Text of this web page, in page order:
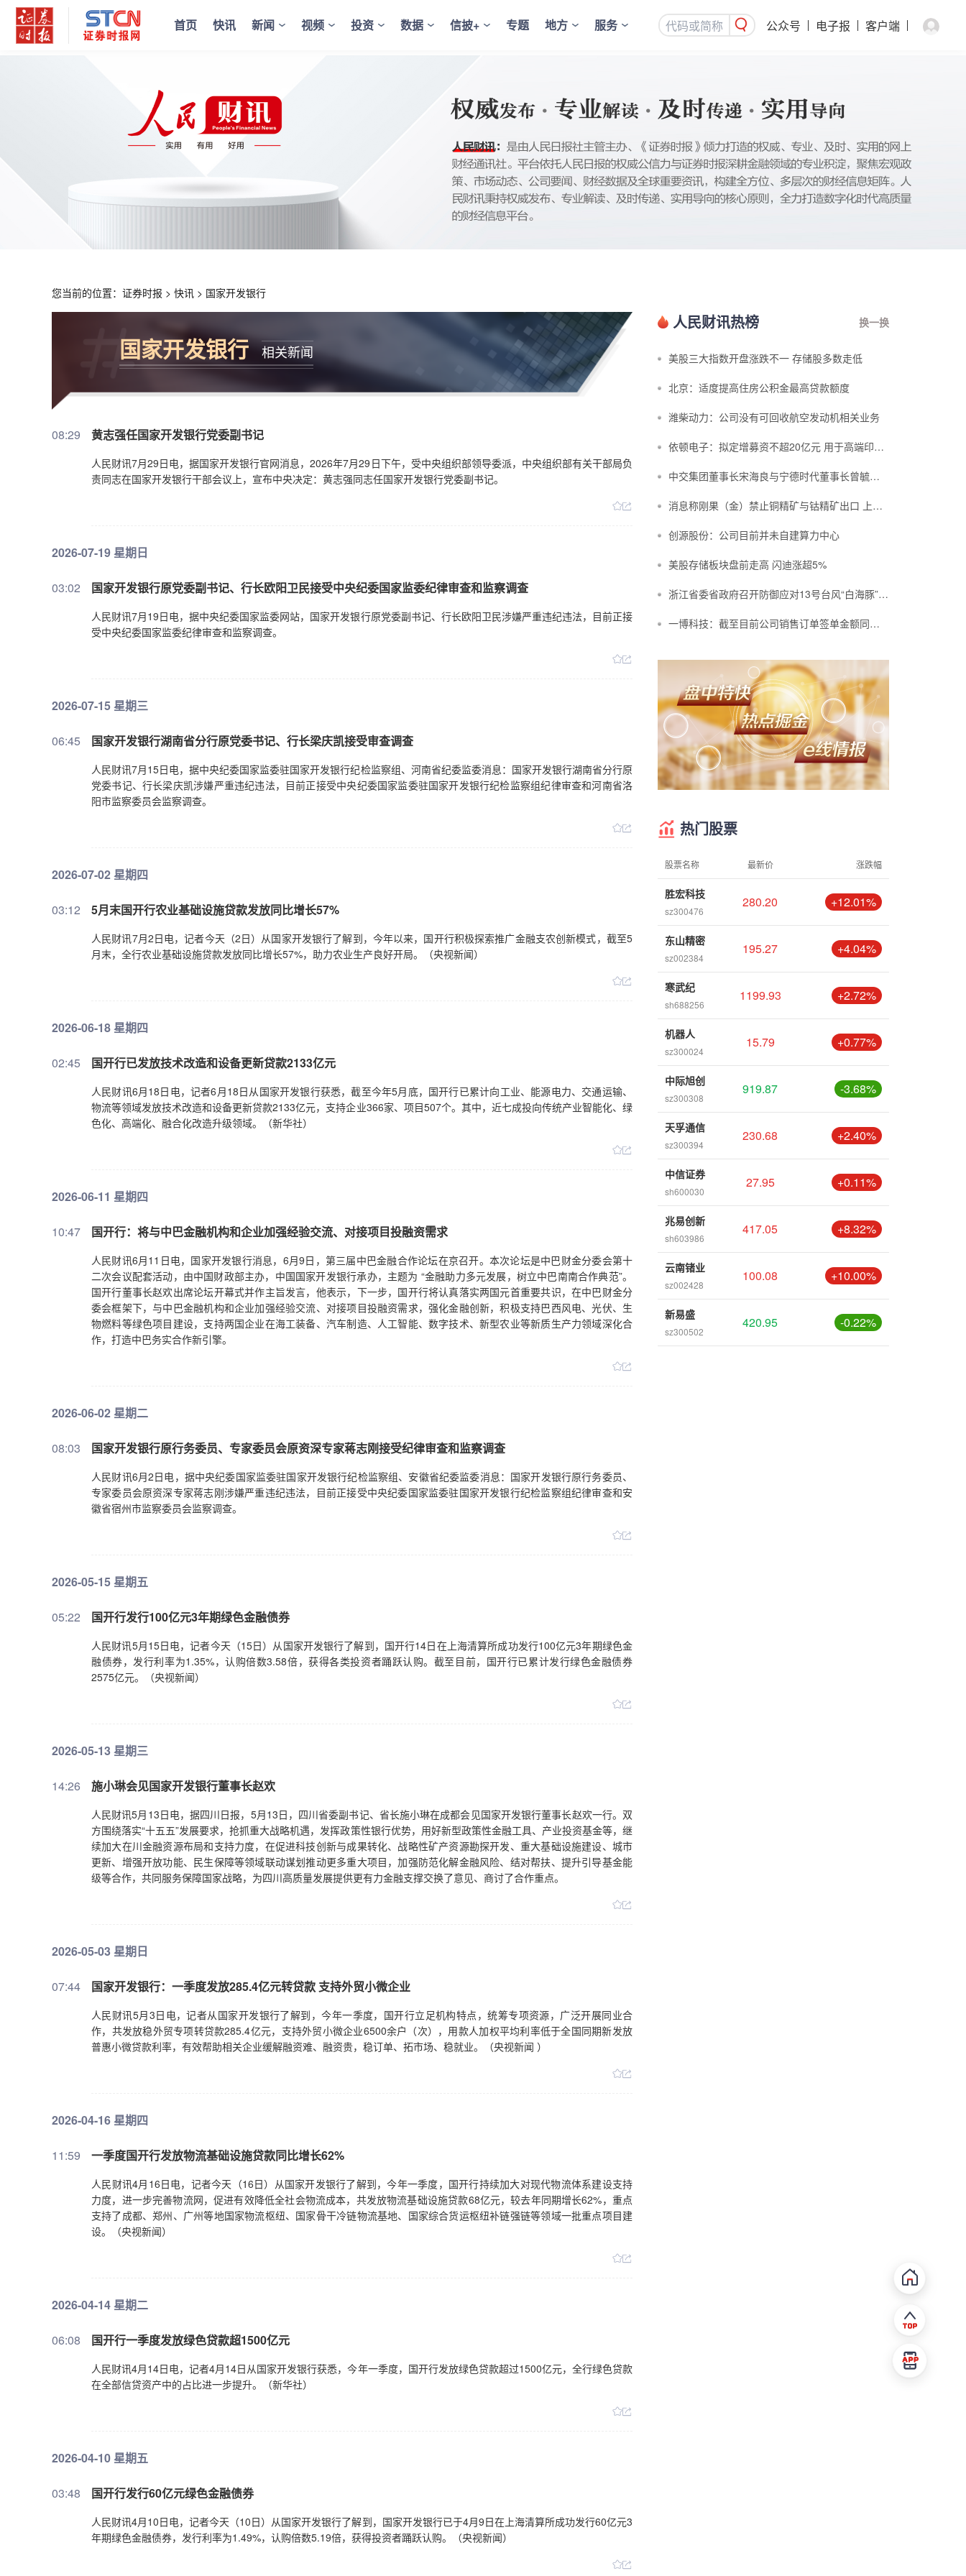
首页 快讯 新闻 视频 投资 数据 信披+ 专题 地方 服务 公众号 电子报 客户端
您当前的位置： 证券时报 > 快讯 > 国家开发银行
国家开发银行 相关新闻
08:29 黄志强任国家开发银行党委副书记
人民财讯7月29日电，据国家开发银行官网消息，2026年7月29日下午，受中央组织部领导委派，中央组织部有关干部局负
责同志在国家开发银行干部会议上，宣布中央决定：黄志强同志任国家开发银行党委副书记。
2026-07-19 星期日
03:02 国家开发银行原党委副书记、行长欧阳卫民接受中央纪委国家监委纪律审查和监察调查
人民财讯7月19日电，据中央纪委国家监委网站，国家开发银行原党委副书记、行长欧阳卫民涉嫌严重违纪违法，目前正接
受中央纪委国家监委纪律审查和监察调查。
2026-07-15 星期三
06:45 国家开发银行湖南省分行原党委书记、行长梁庆凯接受审查调查
人民财讯7月15日电，据中央纪委国家监委驻国家开发银行纪检监察组、河南省纪委监委消息：国家开发银行湖南省分行原
党委书记、行长梁庆凯涉嫌严重违纪违法，目前正接受中央纪委国家监委驻国家开发银行纪检监察组纪律审查和河南省洛
阳市监察委员会监察调查。
2026-07-02 星期四
03:12 5月末国开行农业基础设施贷款发放同比增长57%
人民财讯7月2日电，记者今天（2日）从国家开发银行了解到，今年以来，国开行积极探索推广金融支农创新模式，截至5
月末，全行农业基础设施贷款发放同比增长57%，助力农业生产良好开局。（央视新闻）
2026-06-18 星期四
02:45 国开行已发放技术改造和设备更新贷款2133亿元
人民财讯6月18日电，记者6月18日从国家开发银行获悉，截至今年5月底，国开行已累计向工业、能源电力、交通运输、
物流等领域发放技术改造和设备更新贷款2133亿元，支持企业366家、项目507个。其中，近七成投向传统产业智能化、绿
色化、高端化、融合化改造升级领域。（新华社）
2026-06-11 星期四
10:47 国开行：将与中巴金融机构和企业加强经验交流、对接项目投融资需求
人民财讯6月11日电，国家开发银行消息，6月9日，第三届中巴金融合作论坛在京召开。本次论坛是中巴财金分委会第十
二次会议配套活动，由中国财政部主办，中国国家开发银行承办，主题为 “金融助力多元发展，树立中巴南南合作典范”。
国开行董事长赵欢出席论坛开幕式并作主旨发言，他表示，下一步，国开行将认真落实两国元首重要共识，在中巴财金分
委会框架下，与中巴金融机构和企业加强经验交流、对接项目投融资需求，强化金融创新，积极支持巴西风电、光伏、生
物燃料等绿色项目建设，支持两国企业在海工装备、汽车制造、人工智能、数字技术、新型农业等新质生产力领域深化合
作，打造中巴务实合作新引擎。
2026-06-02 星期二
08:03 国家开发银行原行务委员、专家委员会原资深专家蒋志刚接受纪律审查和监察调查
人民财讯6月2日电，据中央纪委国家监委驻国家开发银行纪检监察组、安徽省纪委监委消息：国家开发银行原行务委员、
专家委员会原资深专家蒋志刚涉嫌严重违纪违法，目前正接受中央纪委国家监委驻国家开发银行纪检监察组纪律审查和安
徽省宿州市监察委员会监察调查。
2026-05-15 星期五
05:22 国开行发行100亿元3年期绿色金融债券
人民财讯5月15日电，记者今天（15日）从国家开发银行了解到，国开行14日在上海清算所成功发行100亿元3年期绿色金
融债券，发行利率为1.35%，认购倍数3.58倍，获得各类投资者踊跃认购。截至目前，国开行已累计发行绿色金融债券
2575亿元。（央视新闻）
2026-05-13 星期三
14:26 施小琳会见国家开发银行董事长赵欢
人民财讯5月13日电，据四川日报，5月13日，四川省委副书记、省长施小琳在成都会见国家开发银行董事长赵欢一行。双
方围绕落实“十五五”发展要求，抢抓重大战略机遇，发挥政策性银行优势，用好新型政策性金融工具、产业投资基金等，继
续加大在川金融资源布局和支持力度，在促进科技创新与成果转化、战略性矿产资源勘探开发、重大基础设施建设、城市
更新、增强开放功能、民生保障等领域联动谋划推动更多重大项目，加强防范化解金融风险、结对帮扶、提升引导基金能
级等合作，共同服务保障国家战略，为四川高质量发展提供更有力金融支撑交换了意见、商讨了合作重点。
2026-05-03 星期日
07:44 国家开发银行：一季度发放285.4亿元转贷款 支持外贸小微企业
人民财讯5月3日电，记者从国家开发银行了解到，今年一季度，国开行立足机构特点，统筹专项资源，广泛开展同业合
作，共发放稳外贸专项转贷款285.4亿元，支持外贸小微企业6500余户（次），用款人加权平均利率低于全国同期新发放
普惠小微贷款利率，有效帮助相关企业缓解融资难、融资贵，稳订单、拓市场、稳就业。（央视新闻 ）
2026-04-16 星期四
11:59 一季度国开行发放物流基础设施贷款同比增长62%
人民财讯4月16日电，记者今天（16日）从国家开发银行了解到，今年一季度，国开行持续加大对现代物流体系建设支持
力度，进一步完善物流网，促进有效降低全社会物流成本，共发放物流基础设施贷款68亿元，较去年同期增长62%，重点
支持了成都、郑州、广州等地国家物流枢纽、国家骨干冷链物流基地、国家综合货运枢纽补链强链等领域一批重点项目建
设。（央视新闻）
2026-04-14 星期二
06:08 国开行一季度发放绿色贷款超1500亿元
人民财讯4月14日电，记者4月14日从国家开发银行获悉，今年一季度，国开行发放绿色贷款超过1500亿元，全行绿色贷款
在全部信贷资产中的占比进一步提升。（新华社）
2026-04-10 星期五
03:48 国开行发行60亿元绿色金融债券
人民财讯4月10日电，记者今天（10日）从国家开发银行了解到，国家开发银行已于4月9日在上海清算所成功发行60亿元3
年期绿色金融债券，发行利率为1.49%，认购倍数5.19倍，获得投资者踊跃认购。（央视新闻）
人民财讯热榜 换一换
美股三大指数开盘涨跌不一 存储股多数走低
北京：适度提高住房公积金最高贷款额度
潍柴动力：公司没有可回收航空发动机相关业务
依顿电子：拟定增募资不超20亿元 用于高端印制电路板等项目
中交集团董事长宋海良与宁德时代董事长曾毓群举行会谈
消息称刚果（金）禁止铜精矿与钴精矿出口 上市公司回应
创源股份：公司目前并未自建算力中心
美股存储板块盘前走高 闪迪涨超5%
浙江省委省政府召开防御应对13号台风“白海豚”工作部署会议
一博科技：截至目前公司销售订单签单金额同比增长超过70%
热门股票
股票名称 最新价 涨跌幅
胜宏科技
sz300476
280.20 +12.01%
东山精密
sz002384
195.27 +4.04%
寒武纪
sh688256
1199.93 +2.72%
机器人
sz300024
15.79 +0.77%
中际旭创
sz300308
919.87 -3.68%
天孚通信
sz300394
230.68 +2.40%
中信证券
sh600030
27.95 +0.11%
兆易创新
sh603986
417.05 +8.32%
云南锗业
sz002428
100.08 +10.00%
新易盛
sz300502
420.95 -0.22%